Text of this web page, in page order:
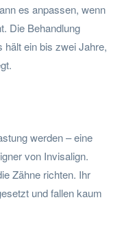
es anpassen, wenn
Die Behandlung
hält ein bis zwei Jahre,
werden – eine
von Invisalign.
Zähne richten. Ihr
und fallen kaum